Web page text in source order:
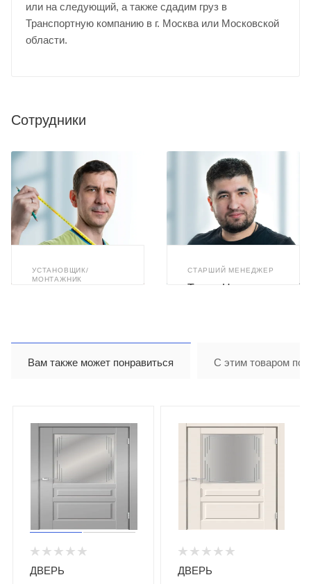
или на следующий, а также сдадим груз в
Транспортную компанию в г. Москва или Московской
области.
Сотрудники
УСТАНОВЩИК/
МОНТАЖНИК
СТАРШИЙ МЕНЕДЖЕР
Тимур Назиров
Вам также может понравиться С этим товаром
ДВЕРЬ
ДВЕРЬ